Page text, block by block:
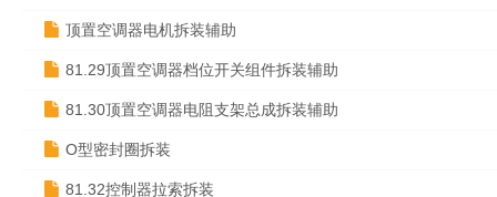
顶置空调器电机拆装辅助
81.29顶置空调器档位开关组件拆装辅助
81.30顶置空调器电阻支架总成拆装辅助
O型密封圈拆装
81.32控制器拉索拆装